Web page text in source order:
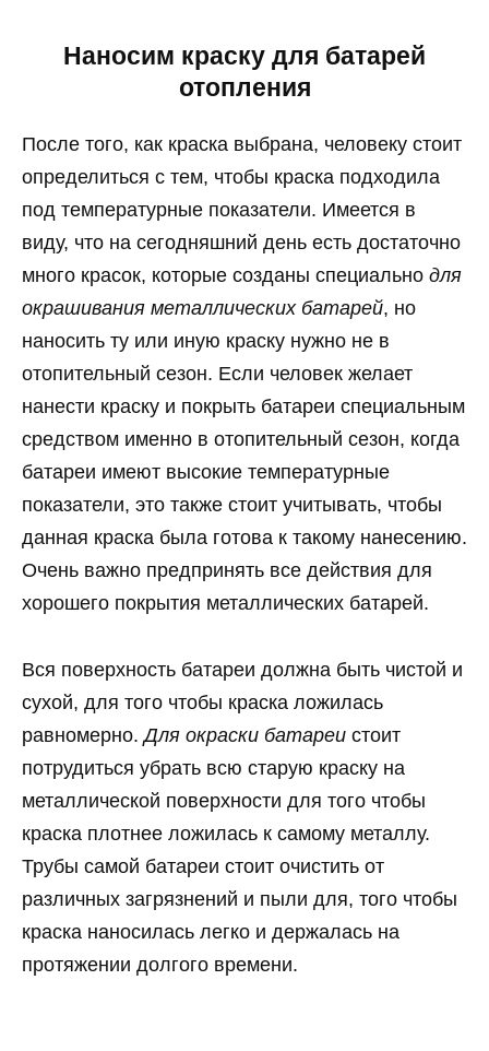
Наносим краску для батарей
отопления
После того, как краска выбрана, человеку стоит
определиться с тем, чтобы краска подходила
под температурные показатели. Имеется в
виду, что на сегодняшний день есть достаточно
много красок, которые созданы специально для
окрашивания металлических батарей, но
наносить ту или иную краску нужно не в
отопительный сезон. Если человек желает
нанести краску и покрыть батареи специальным
средством именно в отопительный сезон, когда
батареи имеют высокие температурные
показатели, это также стоит учитывать, чтобы
данная краска была готова к такому нанесению.
Очень важно предпринять все действия для
хорошего покрытия металлических батарей.
Вся поверхность батареи должна быть чистой и
сухой, для того чтобы краска ложилась
равномерно.Для окраски батареи стоит
потрудиться убрать всю старую краску на
металлической поверхности для того чтобы
краска плотнее ложилась к самому металлу.
Трубы самой батареи стоит очистить от
различных загрязнений и пыли для, того чтобы
краска наносилась легко и держалась на
протяжении долгого времени.